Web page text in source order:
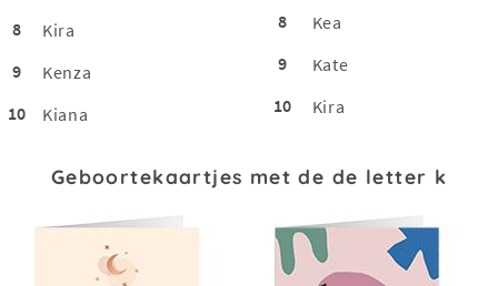
8
Kira
9
Kenza
10
Kiana
8
Kea
9
Kate
10
Kira
Geboortekaartjes met de de letter k